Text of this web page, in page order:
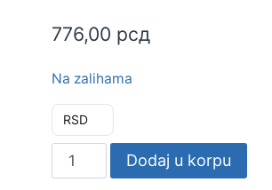
776,00 рсд
Na zalihama
RSD
ALING
MODE
Dodaj u korpu